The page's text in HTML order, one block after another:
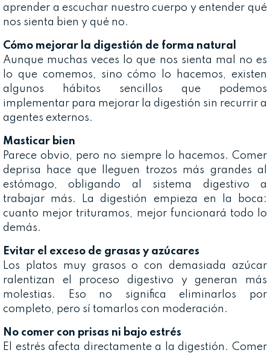
aprender a escuchar nuestro cuerpo y entender qué
nos sienta bien y qué no.
Cómo mejorar la digestión de forma natural
Aunque muchas veces lo que nos sienta mal no es
lo que comemos, sino cómo lo hacemos, existen
algunos hábitos sencillos que podemos
implementar para mejorar la digestión sin recurrir a
agentes externos.
Masticar bien
Parece obvio, pero no siempre lo hacemos. Comer
deprisa hace que lleguen trozos más grandes al
estómago, obligando al sistema digestivo a
trabajar más. La digestión empieza en la boca:
cuanto mejor trituramos, mejor funcionará todo lo
demás.
Evitar el exceso de grasas y azúcares
Los platos muy grasos o con demasiada azúcar
ralentizan el proceso digestivo y generan más
molestias. Eso no significa eliminarlos por
completo, pero sí tomarlos con moderación.
No comer con prisas ni bajo estrés
El estrés afecta directamente a la digestión. Comer